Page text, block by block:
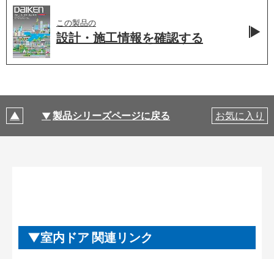
この製品の
設計・施工情報を確認する
製品シリーズページに戻る お気に入り
室内ドア 関連リンク